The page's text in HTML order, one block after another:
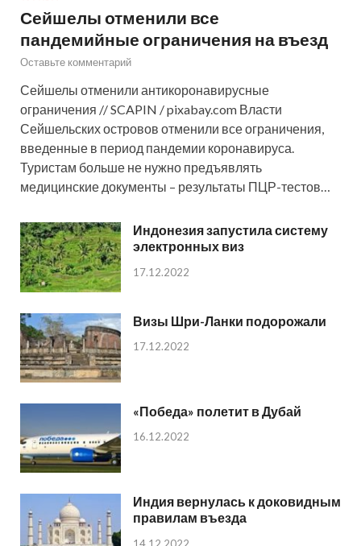
Сейшелы отменили все
пандемийные ограничения на въезд
Оставьте комментарий
Сейшелы отменили антикоронавирусные
ограничения // SCAPIN / pixabay.com Власти
Сейшельских островов отменили все ограничения,
введенные в период пандемии коронавируса.
Туристам больше не нужно предъявлять
медицинские документы – результаты ПЦР-тестов…
Индонезия запустила систему
электронных виз
17.12.2022
Визы Шри-Ланки подорожали
17.12.2022
«Победа» полетит в Дубай
16.12.2022
Индия вернулась к доковидным
правилам въезда
14.12.2022